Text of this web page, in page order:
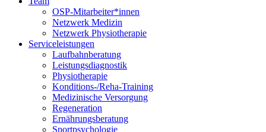
OSP-Mitarbeiter*innen
Netzwerk Medizin
Netzwerk Physiotherapie
Serviceleistungen
Laufbahnberatung
Leistungsdiagnostik
Physiotherapie
Konditions-/Reha-Training
Medizinische Versorgung
Regeneration
Ernährungsberatung
Sportpsychologie